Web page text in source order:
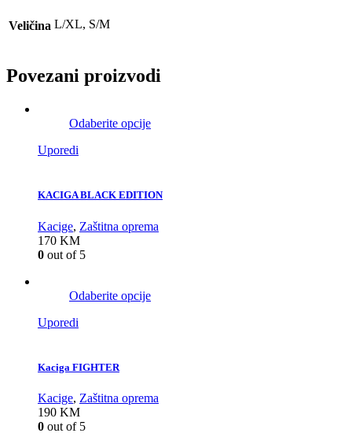
Veličina L/XL, S/M
Povezani proizvodi
Odaberite opcije
Uporedi
KACIGA BLACK EDITION
Kacige, Zaštitna oprema
170 KM
0 out of 5
Odaberite opcije
Uporedi
Kaciga FIGHTER
Kacige, Zaštitna oprema
190 KM
0 out of 5